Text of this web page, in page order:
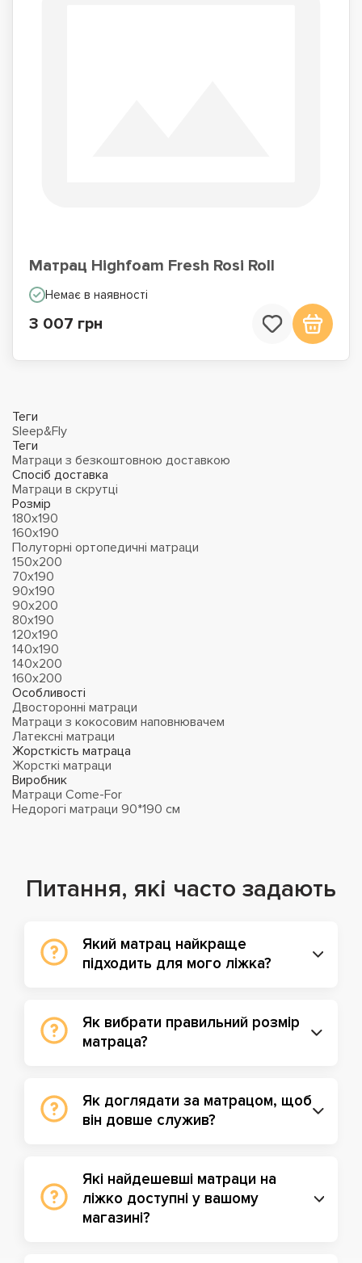
Матрац Highfoam Fresh Rosi Roll
Немає в наявності
3 007 грн
Теги
Sleep&Fly
Теги
Матраци з безкоштовною доставкою
Спосіб доставка
Матраци в скрутці
Розмір
180х190
160х190
Полуторні ортопедичні матраци
150х200
70х190
90х190
90х200
80х190
120х190
140х190
140х200
160х200
Особливості
Двосторонні матраци
Матраци з кокосовим наповнювачем
Латексні матраци
Жорсткість матраца
Жорсткі матраци
Виробник
Матраци Come-For
Недорогі матраци 90*190 см
Питання, які часто задають
Який матрац найкраще
підходить для мого ліжка?
Як вибрати правильний розмір
матраца?
Як доглядати за матрацом, щоб
він довше служив?
Які найдешевші матраци на
ліжко доступні у вашому
магазині?